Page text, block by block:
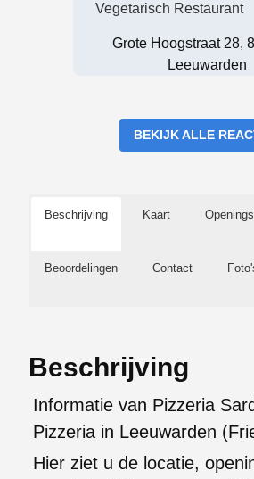
Vegetarisch Restaurant
Grote Hoogstraat 28,
Leeuwarden
BEKIJK ALLE
Beschrijving Kaart
Beoordelingen Contact
Beschrijving
Informatie van Pizzeria
Pizzeria in Leeuwarden
Hier ziet u de locatie,